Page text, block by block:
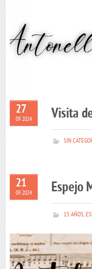
27
09 2024 Visita
SIN
21
09 2024 Espejo
15 AÑOS,